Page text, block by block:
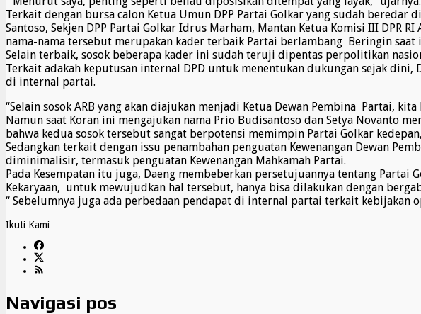
Terkait dengan bursa calon Ketua Umun DPP Partai Golkar yang sudah beredar
Santoso, Sekjen DPP Partai Golkar Idrus Marham, Mantan Ketua Komisi III DPR
nama-nama tersebut merupakan kader terbaik Partai berlambang Beringin saat
Selain terbaik, sosok beberapa kader ini sudah teruji dipentas perpolitikan
Terkait adakah keputusan internal DPD untuk menentukan dukungan sejak
di internal partai.
“Selain sosok ARB yang akan diajukan menjadi Ketua Dewan Pembina Partai,
Namun saat Koran ini mengajukan nama Prio Budisantoso dan Setya Novanto
bahwa kedua sosok tersebut sangat berpotensi memimpin Partai Golkar
Sedangkan terkait dengan issu penambahan penguatan Kewenangan Dewan
diminimalisir, termasuk penguatan Kewenangan Mahkamah Partai.
Pada Kesempatan itu juga, Daeng membeberkan persetujuannya tentang
Kekaryaan, untuk mewujudkan hal tersebut, hanya bisa dilakukan dengan
“ Sebelumnya juga ada perbedaan pendapat di internal partai terkait kebijakan
Ikuti Kami
Navigasi pos